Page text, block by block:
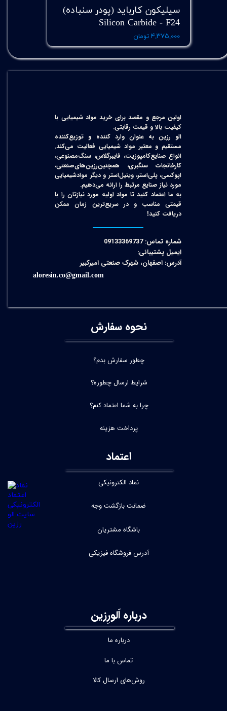
سیلیکون کارباید (پودر سنباده)
Silicon Carbide - F24
۴,۳۷۵,۰۰۰ تومان
اولین مرجع و مقصد برای خرید مواد شیمیایی با
کیفیت بالا و قیمت رقابتی.
الو رزین به عنوان وارد کننده و توزیع‌کننده
مستقیم و معتبر مواد شیمیایی فعالیت می‌کند.
انواع صنایع‌کامپوزیت، فایبرگلاس، سنگ‌مصنوعی،
کارخانجات سنگبری، همچنین‌رزین‌های‌صنعتی،
اپوکسی، پلی‌استر، وینیل‌استر و دیگر مواد‌شیمیایی
مورد نیاز صنایع مرتبط را ارائه می‌دهیم.
به ما اعتماد کنید تا مواد اولیه مورد نیازتان را با
قیمتی مناسب و در سریع‌ترین زمان ممکن
دریافت کنید!​​​​​​​
شماره تماس: 09133369737
ایمیل پشتیبانی:
آدرس: اصفهان، شهرک صنعتی امیرکبیر
aloresin.co@gmail.com
نحوه سفارش
چطور سفارش بدم؟
شرایط ارسال چطوره؟
چرا به شما اعتماد کنم؟
پرداخت هزینه
اعتماد
نماد الکترونیکی
ضمانت بازگشت وجه
باشگاه مشتریان
آدرس فروشگاه فیزیکی
درباره اَلورِزین
درباره ما
تماس با ما
روش‌های ارسال کالا